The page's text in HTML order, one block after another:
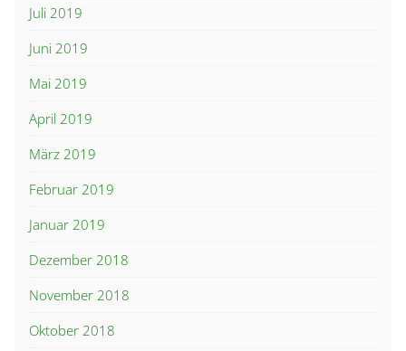
Juli 2019
Juni 2019
Mai 2019
April 2019
März 2019
Februar 2019
Januar 2019
Dezember 2018
November 2018
Oktober 2018